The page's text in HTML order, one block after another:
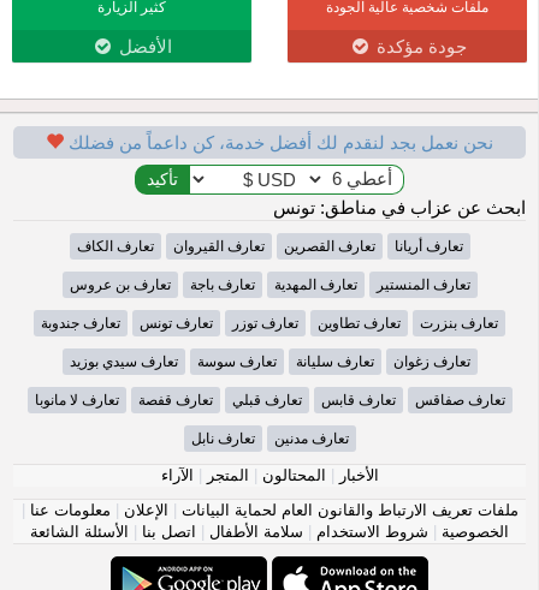
ملفات شخصية عالية الجودة
جودة مؤكدة
كثير الزيارة
الأفضل
نحن نعمل بجد لنقدم لك أفضل خدمة، كن داعماً من فضلك
ابحث عن عزاب في مناطق: تونس
تعارف أريانا تعارف القصرين تعارف القيروان تعارف الكاف
تعارف المنستير تعارف المهدية تعارف باجة تعارف بن عروس
تعارف بنزرت تعارف تطاوين تعارف توزر تعارف تونس تعارف جندوبة
تعارف زغوان تعارف سليانة تعارف سوسة تعارف سيدي بوزيد
تعارف صفاقس تعارف قابس تعارف قبلي تعارف قفصة تعارف لا مانوبا
تعارف مدنين تعارف نابل
الأخبار | المحتالون | المتجر | الآراء
ملفات تعريف الارتباط والقانون العام لحماية البيانات | الإعلان | معلومات عنا |
الخصوصية | شروط الاستخدام | سلامة الأطفال | اتصل بنا | الأسئلة الشائعة